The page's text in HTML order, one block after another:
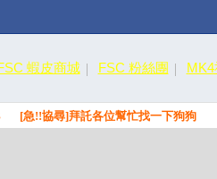
蝦皮商城 FSC 粉絲團
[急!!協尋]拜託各位幫忙找一下狗狗